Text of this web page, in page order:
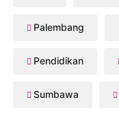
Palembang
Pendidikan
Sumbawa